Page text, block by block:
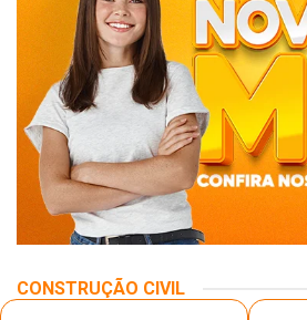
CONSTRUÇÃO CIVIL